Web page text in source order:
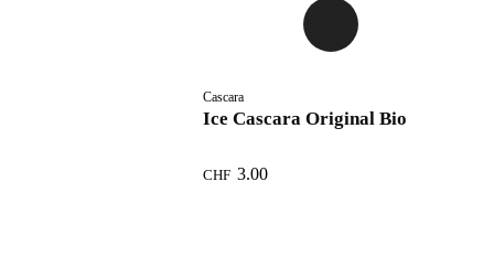
Cascara
Ice Cascara Original Bio
CHF 3.00